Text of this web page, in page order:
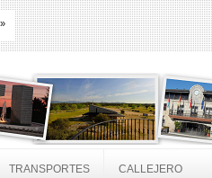
»
TRANSPORTES CALLEJERO